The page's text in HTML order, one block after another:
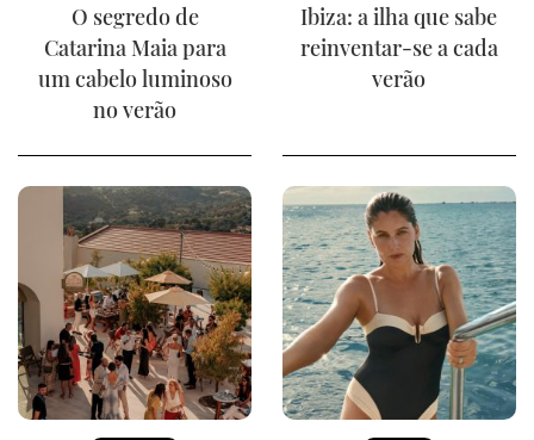
O segredo de
Catarina Maia para
um cabelo luminoso
no verão
Ibiza: a ilha que sabe
reinventar-se a cada
verão